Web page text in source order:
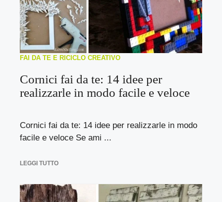
FAI DA TE E RICICLO CREATIVO
Cornici fai da te: 14 idee per
realizzarle in modo facile e veloce
Cornici fai da te: 14 idee per realizzarle in modo
facile e veloce Se ami ...
LEGGI TUTTO